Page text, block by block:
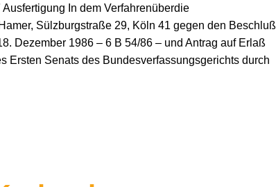
In dem Verfahrenüberdie
Sülzburgstraße 29, Köln 41 gegen den Beschluß
Dezember 1986 – 6 B 54/86 – und Antrag auf Erlaß
Ersten Senats des Bundesverfassungsgerichts durch